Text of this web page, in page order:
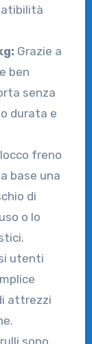
Grazie a
ben
senza
durata e
freno
base una
di
o lo
utenti
attrezzi